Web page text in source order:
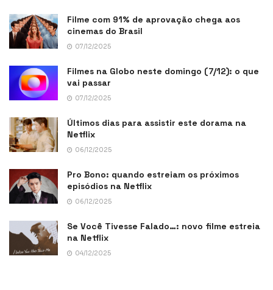
Filme com 91% de aprovação chega aos
cinemas do Brasil
07/12/2025
Filmes na Globo neste domingo (7/12): o que
vai passar
07/12/2025
Últimos dias para assistir este dorama na
Netflix
06/12/2025
Pro Bono: quando estreiam os próximos
episódios na Netflix
06/12/2025
Se Você Tivesse Falado…: novo filme estreia
na Netflix
04/12/2025